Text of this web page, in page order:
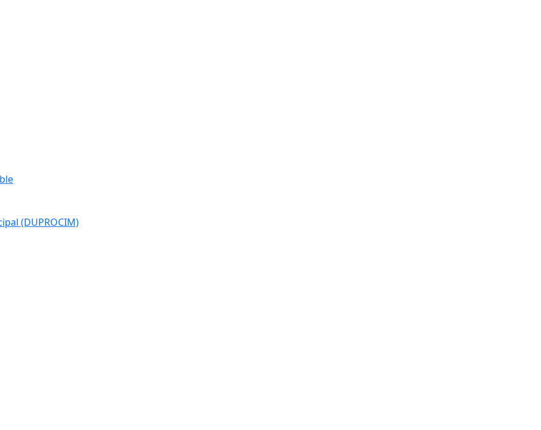
(DUPROCIM)